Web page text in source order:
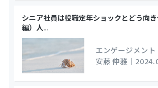
シニア社員は役職定年ショックとどう向
編）人…
エンゲージメン
安藤 伸雅 ｜